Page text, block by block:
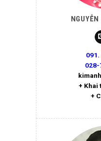
091.
028-
+ Khai
+